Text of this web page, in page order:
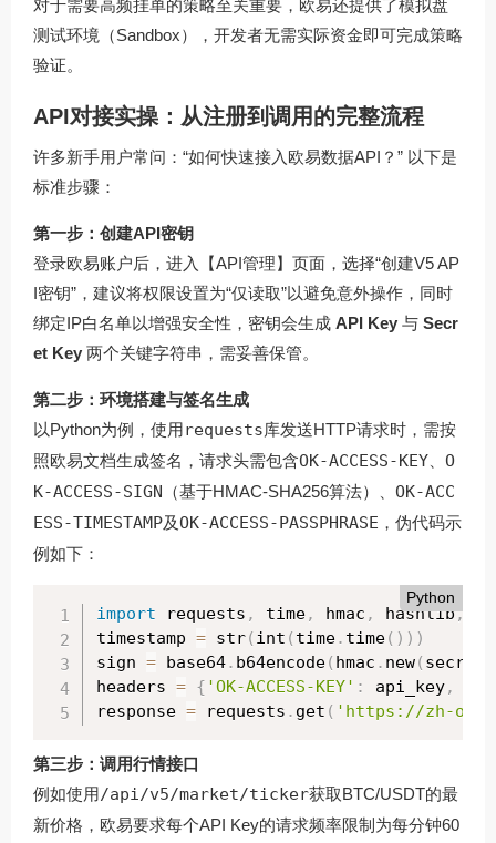
对于需要高频挂单的策略至关重要，欧易还提供了模拟盘
测试环境（Sandbox），开发者无需实际资金即可完成策略
验证。
API对接实操：从注册到调用的完整流程
许多新手用户常问：“如何快速接入欧易数据API？” 以下是
标准步骤：
第一步：创建API密钥
登录欧易账户后，进入【API管理】页面，选择“创建V5 AP
I密钥”，建议将权限设置为“仅读取”以避免意外操作，同时
绑定IP白名单以增强安全性，密钥会生成 API Key 与 Secr
et Key 两个关键字符串，需妥善保管。
第二步：环境搭建与签名生成
以Python为例，使用requests库发送HTTP请求时，需按
照欧易文档生成签名，请求头需包含OK-ACCESS-KEY
O
K-ACCESS-SIGN （基于HMAC-SHA256算法）、 OK-ACC
ESS-TIMESTAMP及OK-ACCESS-PASSPHRASE ，伪代码示
例如下：
Python
import requests , time, hmac , hashlib,
timestamp = str( int ( time. time( ) ) )
sign = base64. b64encode( hmac . new(
headers = { 'OK-ACCESS-KEY' : api_key,
response = requests . get ( 'https://zh-
第三步：调用行情接口
例如使用/api/v5/market/ticker获取BTC/USDT的最
新价格，欧易要求每个API Key的请求频率限制为每分钟60